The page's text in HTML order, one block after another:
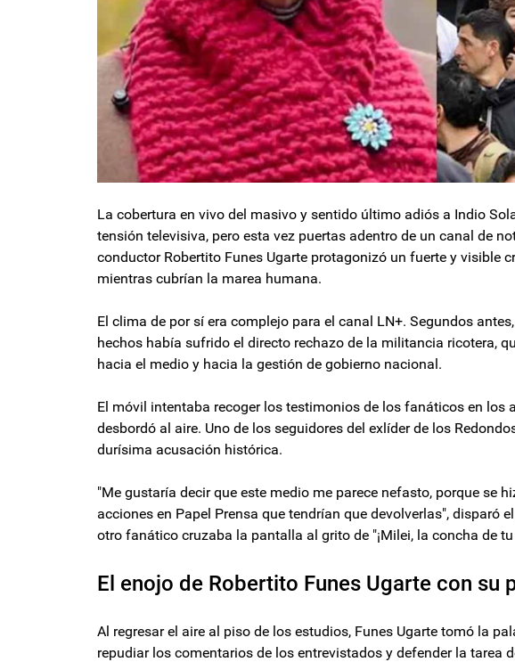
La cobertura en vivo del masivo y sentido último adiós a Indio
tensión televisiva, pero esta vez puertas adentro de un canal de
conductor Robertito Funes Ugarte protagonizó un fuerte y visible
mientras cubrían la marea humana.
El clima de por sí era complejo para el canal LN+. Segundos
hechos había sufrido el directo rechazo de la militancia ricotera,
hacia el medio y hacia la gestión de gobierno nacional.
El móvil intentaba recoger los testimonios de los fanáticos en los
desbordó al aire. Uno de los seguidores del exlíder de los
durísima acusación histórica.
"Me gustaría decir que este medio me parece nefasto, porque se
acciones en Papel Prensa que tendrían que devolverlas", disparó
otro fanático cruzaba la pantalla al grito de "¡Milei, la concha de tu
El enojo de Robertito Funes Ugarte con su
Al regresar el aire al piso de los estudios, Funes Ugarte tomó la
repudiar los comentarios de los entrevistados y defender la tarea